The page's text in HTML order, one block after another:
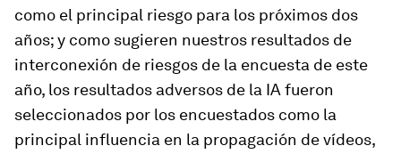
como el principal riesgo para los próximos dos
años; y como sugieren nuestros resultados de
interconexión de riesgos de la encuesta de este
año, los resultados adversos de la IA fueron
seleccionados por los encuestados como la
principal influencia en la propagación de vídeos,